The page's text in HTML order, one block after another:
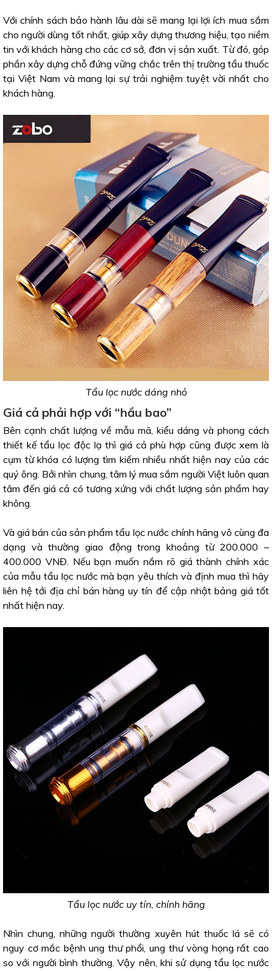
Với chính sách bảo hành lâu dài sẽ mang lại lợi ích mua sắm
cho người dùng tốt nhất, giúp xây dựng thương hiệu, tạo niềm
tin với khách hàng cho các cơ sở, đơn vị sản xuất. Từ đó, góp
phần xây dựng chỗ đứng vững chắc trên thị trường tẩu thuốc
tại Việt Nam và mang lại sự trải nghiệm tuyệt vời nhất cho
khách hàng.
Tẩu lọc nước dáng nhỏ
Giá cả phải hợp với “hầu bao”
Bên cạnh chất lượng về mẫu mã, kiểu dáng và phong cách
thiết kế tẩu lọc độc lạ thì giá cả phù hợp cũng được xem là
cụm từ khóa có lượng tìm kiếm nhiều nhất hiện nay của các
quý ông. Bởi nhìn chung, tâm lý mua sắm người Việt luôn quan
tâm đến giá cả có tương xứng với chất lượng sản phẩm hay
không.
Và giá bán của sản phẩm tẩu lọc nước chính hãng vô cùng đa
dạng và thường giao động trong khoảng từ 200.000 –
400.000 VNĐ. Nếu bạn muốn nắm rõ giá thành chính xác
của mẫu tẩu lọc nước mà bạn yêu thích và định mua thì hãy
liên hệ tới địa chỉ bán hàng uy tín để cập nhật bảng giá tốt
nhất hiện nay.
Tẩu lọc nước uy tín, chính hãng
Nhìn chung, những người thường xuyên hút thuốc lá sẽ có
nguy cơ mắc bệnh ung thư phổi, ung thư vòng họng rất cao
so với người bình thường. Vậy nên, khi sử dụng tẩu lọc nước